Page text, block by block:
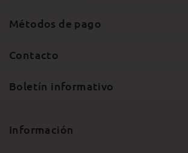
Métodos de pago
Contacto
Boletín informativo
Información